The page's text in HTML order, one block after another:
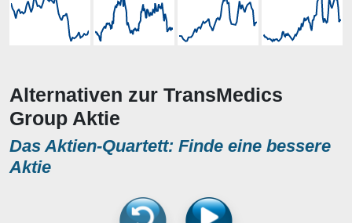
Alternativen zur TransMedics
Group Aktie
Das Aktien-Quartett: Finde eine bessere
Aktie